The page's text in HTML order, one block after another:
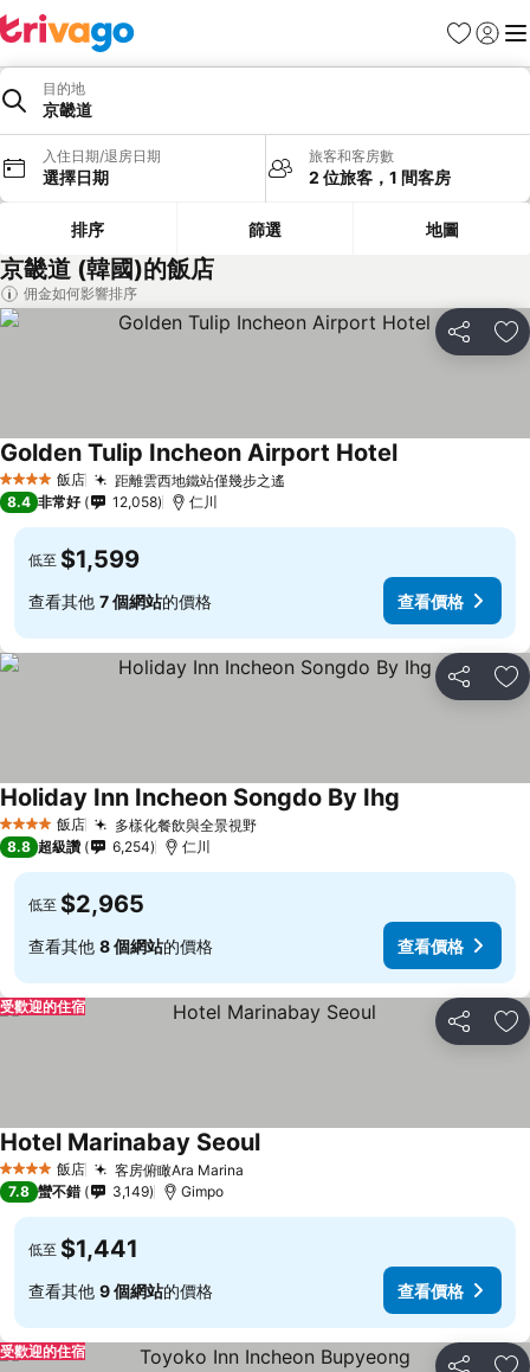
我的最愛
登入 選
目的地
京畿道
入住日期/退房日期
選擇日期
旅客和客房數
2 位旅客，1 間客房
排序 篩選 地圖
京畿道 (韓國)的飯店
佣金如何影響排序
分享 加
4 星級 飯店 距離雲西地鐵站僅幾步之遙
Golden Tulip Incheon Airport Hotel
8.4 非常好 12,058 仁川
低至 $1,599
查看其他 7 個網站的價格 查看價格
分享 加
4 星級 飯店 多樣化餐飲與全景視野
Holiday Inn Incheon Songdo By Ihg
8.8 超級讚 6,254 仁川
低至 $2,965
查看其他 8 個網站的價格 查看價格
分享 加
受歡迎的住宿
4 星級 飯店 客房俯瞰Ara Marina
Hotel Marinabay Seoul
7.8 蠻不錯 3,149 Gimpo
低至 $1,441
查看其他 9 個網站的價格 查看價格
受歡迎的住宿